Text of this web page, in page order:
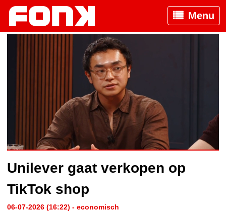
Menu
Unilever gaat verkopen op
TikTok shop
06-07-2026 (16:22) - economisch